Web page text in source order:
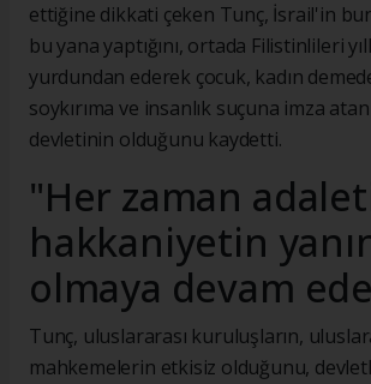
ettiğine dikkati çeken Tunç, İsrail'in
bu yana yaptığını, ortada Filistinlileri
yurdundan ederek çocuk, kadın
soykırıma ve insanlık suçuna imza
devletinin olduğunu kaydetti.
"Her zaman
hakkaniyetin
olmaya devam
Tunç, uluslararası kuruluşların,
mahkemelerin etkisiz olduğunu,